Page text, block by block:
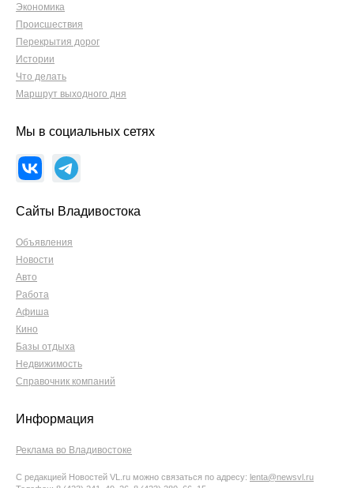
Экономика
Происшествия
Перекрытия дорог
Истории
Что делать
Маршрут выходного дня
Мы в социальных сетях
Сайты Владивостока
Объявления
Новости
Авто
Работа
Афиша
Кино
Базы отдыха
Недвижимость
Справочник компаний
Информация
Реклама во Владивостоке
С редакцией Новостей VL.ru можно связаться по адресу: lenta@newsvl.ru